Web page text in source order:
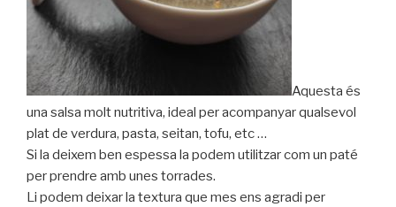
Aquesta és
una salsa molt nutritiva, ideal per acompanyar qualsevol
plat de verdura, pasta, seitan, tofu, etc …
Si la deixem ben espessa la podem utilitzar com un paté
per prendre amb unes torrades.
Li podem deixar la textura que mes ens agradi per